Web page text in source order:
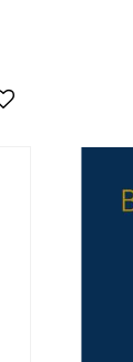
Lägg till i favoriter